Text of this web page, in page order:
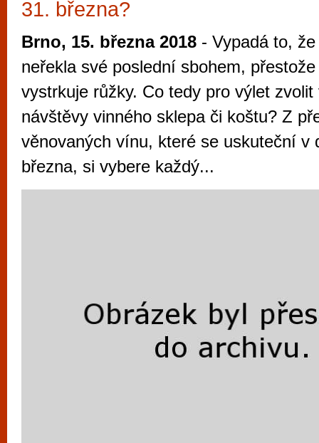
31. března?
Brno, 15. března 2018 - Vypadá to,
neřekla své poslední sbohem,
vystrkuje růžky. Co tedy pro výlet zvolit
návštěvy vinného sklepa či koštu? Z
věnovaných vínu, které se uskuteční v
března, si vybere každý...
Brno je
zajímavé
restaurace,
Mimo jiné je ale také místem, kde si
vyzkoušet různé kasinové hry. V
metropoli naleznete širokou nabídku her
po moderní automaty jak pro pravidelné
příležitostné hráče. V...